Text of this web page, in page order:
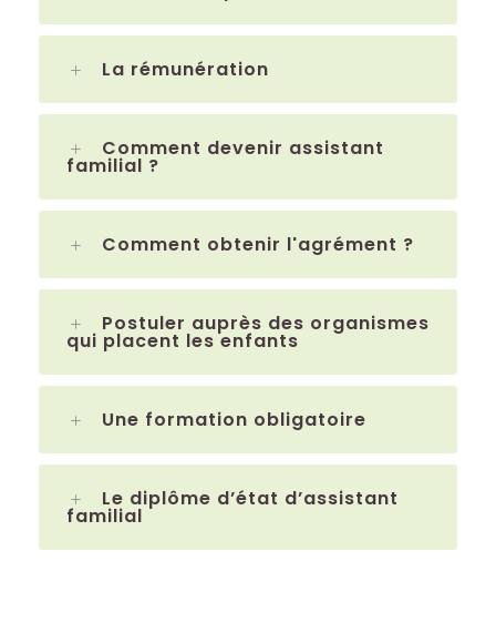
La rémunération
Comment devenir assistant
familial ?
Comment obtenir l'agrément ?
Postuler auprès des organismes
qui placent les enfants
Une formation obligatoire
Le diplôme d’état d’assistant
familial